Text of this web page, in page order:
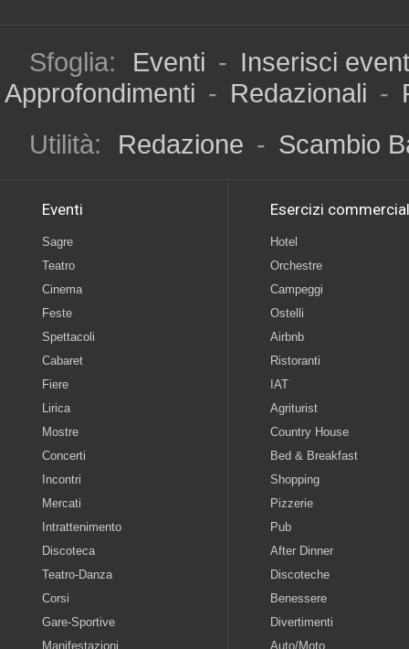
Sfoglia: Eventi - Inserisci
Approfondimenti - Redazionali -
Utilità:
Redazione - Scambio
Eventi
Sagre
Teatro
Cinema
Feste
Spettacoli
Cabaret
Fiere
Lirica
Mostre
Concerti
Incontri
Mercati
Intrattenimento
Discoteca
Teatro-Danza
Corsi
Gare-Sportive
Manifestazioni
Esercizi
Hotel
Orchestre
Campeggi
Ostelli
Airbnb
Ristoranti
IAT
Agriturist
Country House
Bed & Breakfast
Shopping
Pizzerie
Pub
After Dinner
Discoteche
Benessere
Divertimenti
Auto/Moto